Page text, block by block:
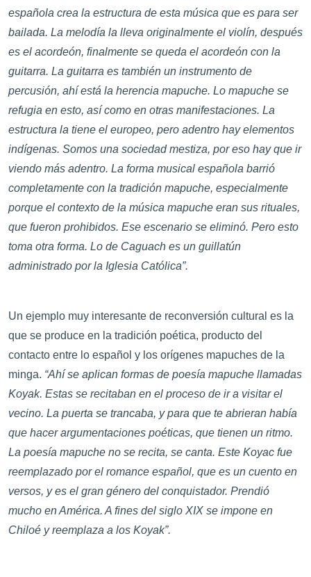
española crea la estructura de esta música que es para ser
bailada. La melodía la lleva originalmente el violín, después
es el acordeón, finalmente se queda el acordeón con la
guitarra. La guitarra es también un instrumento de
percusión, ahí está la herencia mapuche. Lo mapuche se
refugia en esto, así como en otras manifestaciones. La
estructura la tiene el europeo, pero adentro hay elementos
indígenas. Somos una sociedad mestiza, por eso hay que ir
viendo más adentro. La forma musical española barrió
completamente con la tradición mapuche, especialmente
porque el contexto de la música mapuche eran sus rituales,
que fueron prohibidos. Ese escenario se eliminó. Pero esto
toma otra forma. Lo de Caguach es un guillatún
administrado por la Iglesia Católica”.
Un ejemplo muy interesante de reconversión cultural es la
que se produce en la tradición poética, producto del
contacto entre lo español y los orígenes mapuches de la
minga. “Ahí se aplican formas de poesía mapuche llamadas
Koyak. Estas se recitaban en el proceso de ir a visitar el
vecino. La puerta se trancaba, y para que te abrieran había
que hacer argumentaciones poéticas, que tienen un ritmo.
La poesía mapuche no se recita, se canta. Este Koyac fue
reemplazado por el romance español, que es un cuento en
versos, y es el gran género del conquistador. Prendió
mucho en América. A fines del siglo XIX se impone en
Chiloé y reemplaza a los Koyak”.